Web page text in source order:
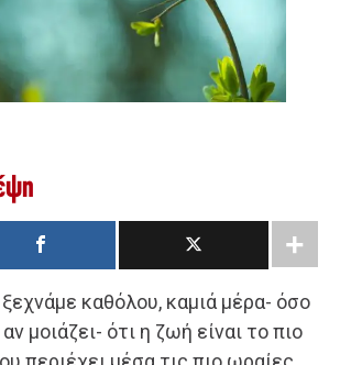
καθόλου, καμιά μέρα- όσο
μοιάζει- ότι η ζωή είναι το πιο